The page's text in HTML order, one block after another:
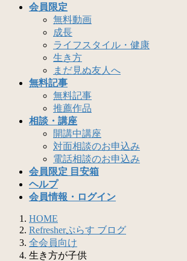
会員限定
無料動画
成長
ライフスタイル・健康
生き方
まだ見ぬ友人へ
無料記事
無料記事
推薦作品
相談・講座
開講中講座
対面相談のお申込み
電話相談のお申込み
会員限定 目安箱
ヘルプ
会員情報・ログイン
HOME
Refresherぷらす ブログ
全会員向け
生き方が子供